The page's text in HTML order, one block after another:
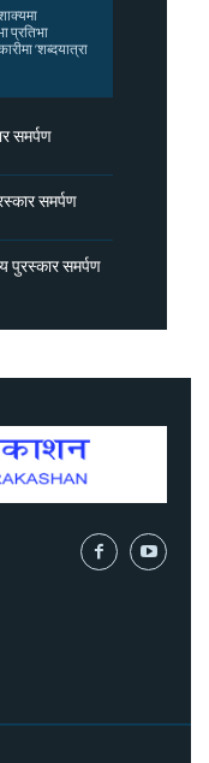
प्रतिभा
‘शब्दयात्रा
समर्पण
समर्पण
पुरस्कार समर्पण